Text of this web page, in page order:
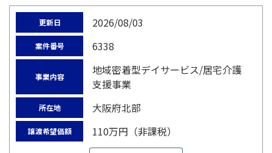
更新日 2026/08/03
案件番号 6338
事業内容
地域密着型デイサービス/居宅介護
支援事業
所在地 大阪府北部
譲渡希望価額 110万円（非課税）